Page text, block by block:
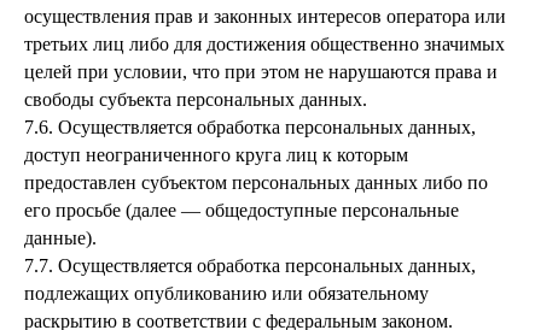
осуществления прав и законных интересов оператора или
третьих лиц либо для достижения общественно значимых
целей при условии, что при этом не нарушаются права и
свободы субъекта персональных данных.
7.6. Осуществляется обработка персональных данных,
доступ неограниченного круга лиц к которым
предоставлен субъектом персональных данных либо по
его просьбе (далее — общедоступные персональные
данные).
7.7. Осуществляется обработка персональных данных,
подлежащих опубликованию или обязательному
раскрытию в соответствии с федеральным законом.